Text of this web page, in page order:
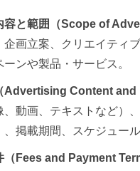
容と範囲（Scope of
企画立案、クリエイティ
ンや製品・サービス。
Advertising Content and
、動画、テキストなど）
掲載期間、スケジュール
（Fees and Payment